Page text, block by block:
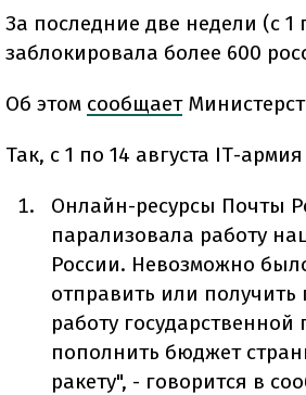
За последние две недели (с 1
заблокировала более 600
Об этом сообщает
Так, с 1 по 14 августа IТ-
Онлайн-ресурсы Почты
парализовала работу
России. Невозможно
отправить или
работу
пополнить бюджет
ракету", - говорится в